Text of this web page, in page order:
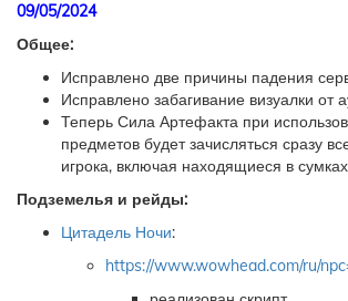
09/05/2024
Общее:
Исправлено две причины падения
Исправлено забагивание визуалки от
Теперь Сила Артефакта при
предметов будет зачисляться сразу
игрока, включая находящиеся в
Подземелья и рейды:
Цитадель Ночи:
https://www.wowhead.com/ru/